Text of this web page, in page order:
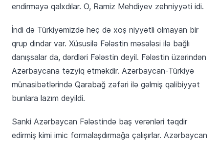
endirməyə qalxdılar. O, Ramiz Mehdiyev zehniyyəti idi.
İndi də Türkiyəmizdə heç də xoş niyyətli olmayan bir
qrup dindar var. Xüsusilə Fələstin məsələsi ilə bağlı
danışsalar da, dərdləri Fələstin deyil. Fələstin üzərindən
Azərbaycana təzyiq etməkdir. Azərbaycan-Türkiyə
münasibətlərində Qarabağ zəfəri ilə gəlmiş qalibiyyət
bunlara lazım deyildi.
Sanki Azərbaycan Fələstində baş verənləri təqdir
edirmiş kimi imic formalaşdırmağa çalışırlar. Azərbaycan